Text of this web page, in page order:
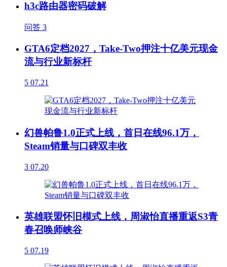
h3c路由器密码破解
问答 3
GTA6定档2027，Take-Two押注十亿美元现金
流与行业新标杆
5 07.21
幻兽帕鲁1.0正式上线，首日在线96.1万，
Steam销量与口碑双丰收
3 07.20
英雄联盟怀旧模式上线，周淑怡直播重返S3青
春召唤师峡谷
5 07.19